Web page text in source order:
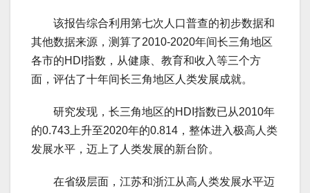
该报告综合利用第七次人口普查的初步数据和
其他数据来源，测算了2010-2020年间长三角地区
各市的HDI指数，从健康、教育和收入等三个方
面，评估了十年间长三角地区人类发展成就。
研究发现，长三角地区的HDI指数已从2010年
的0.743上升至2020年的0.814，整体进入极高人类
发展水平，迈上了人类发展的新台阶。
在省级层面，江苏和浙江从高人类发展水平迈